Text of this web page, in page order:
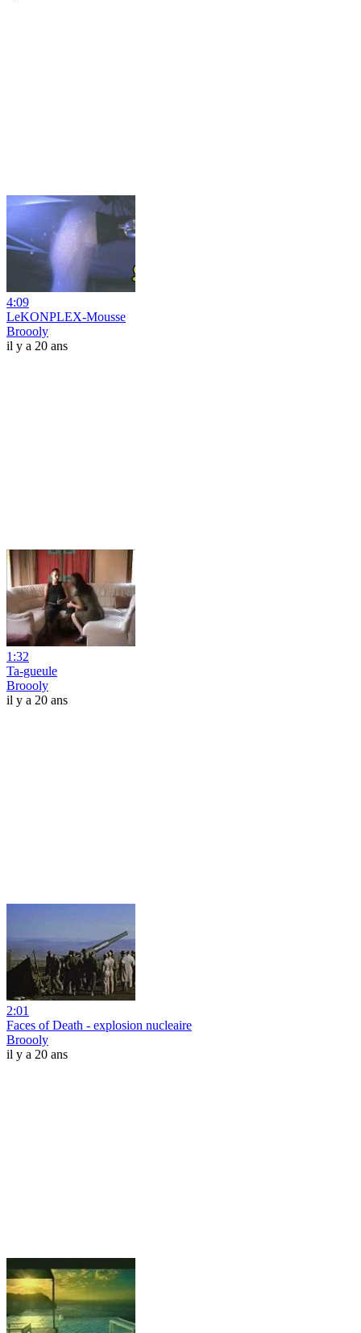
4:09
LeKONPLEX-Mousse
Broooly
il y a 20 ans
1:32
Ta-gueule
Broooly
il y a 20 ans
2:01
Faces of Death - explosion nucleaire
Broooly
il y a 20 ans